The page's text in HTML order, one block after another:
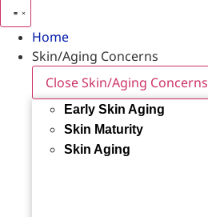
Home
Skin/Aging Concerns
Close Skin/Aging Concerns
Early Skin Aging
Skin Maturity
Skin Aging